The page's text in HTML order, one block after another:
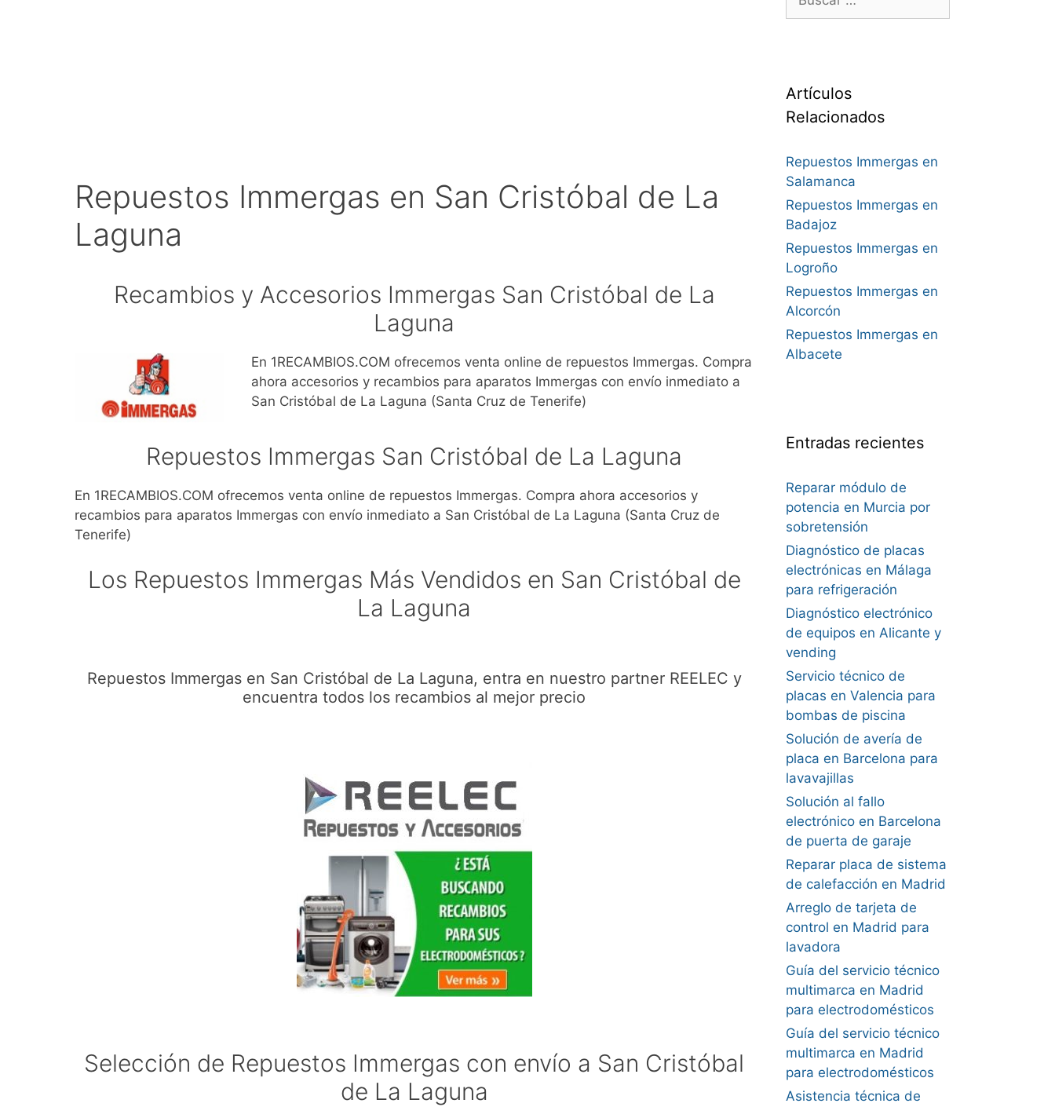
Repuestos Immergas en San Cristóbal de La
Laguna
Recambios y Accesorios Immergas San Cristóbal de La
Laguna
En 1RECAMBIOS.COM ofrecemos venta online de repuestos Immergas. Compra
ahora accesorios y recambios para aparatos Immergas con envío inmediato a
San Cristóbal de La Laguna (Santa Cruz de Tenerife)
Repuestos Immergas San Cristóbal de La Laguna
En 1RECAMBIOS.COM ofrecemos venta online de repuestos Immergas. Compra ahora accesorios y
recambios para aparatos Immergas con envío inmediato a San Cristóbal de La Laguna (Santa Cruz de
Tenerife)
Los Repuestos Immergas Más Vendidos en San Cristóbal de
La Laguna
Repuestos Immergas en San Cristóbal de La Laguna, entra en nuestro partner REELEC y
encuentra todos los recambios al mejor precio
Selección de Repuestos Immergas con envío a San Cristóbal
de La Laguna
Artículos
Relacionados
Repuestos Immergas en
Salamanca
Repuestos Immergas en
Badajoz
Repuestos Immergas en
Logroño
Repuestos Immergas en
Alcorcón
Repuestos Immergas en
Albacete
Entradas recientes
Reparar módulo de
potencia en Murcia por
sobretensión
Diagnóstico de placas
electrónicas en Málaga
para refrigeración
Diagnóstico electrónico
de equipos en Alicante y
vending
Servicio técnico de
placas en Valencia para
bombas de piscina
Solución de avería de
placa en Barcelona para
lavavajillas
Solución al fallo
electrónico en Barcelona
de puerta de garaje
Reparar placa de sistema
de calefacción en Madrid
Arreglo de tarjeta de
control en Madrid para
lavadora
Guía del servicio técnico
multimarca en Madrid
para electrodomésticos
Guía del servicio técnico
multimarca en Madrid
para electrodomésticos
Asistencia técnica de